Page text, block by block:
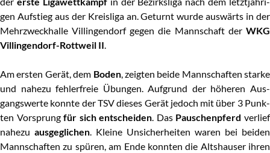
gen Auf­stieg aus der Kreis­li­ga an. Geturnt wur­de aus­wärts in der
Mehr­zweck­hal­le Vil­lin­gen­dorf gegen die Mann­schaft der WKG
Vil­lin­gen­dorf-Rott­weil II.
Am ers­ten Gerät, dem Boden, zeig­ten bei­de Mann­schaf­ten star­ke
und nahe­zu feh­ler­freie Übun­gen. Auf­grund der höhe­ren Aus­
gangs­wer­te konn­te der TSV die­ses Gerät jedoch mit über 3 Punk­
ten Vor­sprungfür sich ent­schei­den. Das Pau­schen­pferd ver­lief
nahe­zu aus­ge­gli­chen. Klei­ne Unsi­cher­hei­ten waren bei bei­den
Mann­schaf­ten zu spü­ren, am Ende konn­ten die Alt­shau­ser ihren